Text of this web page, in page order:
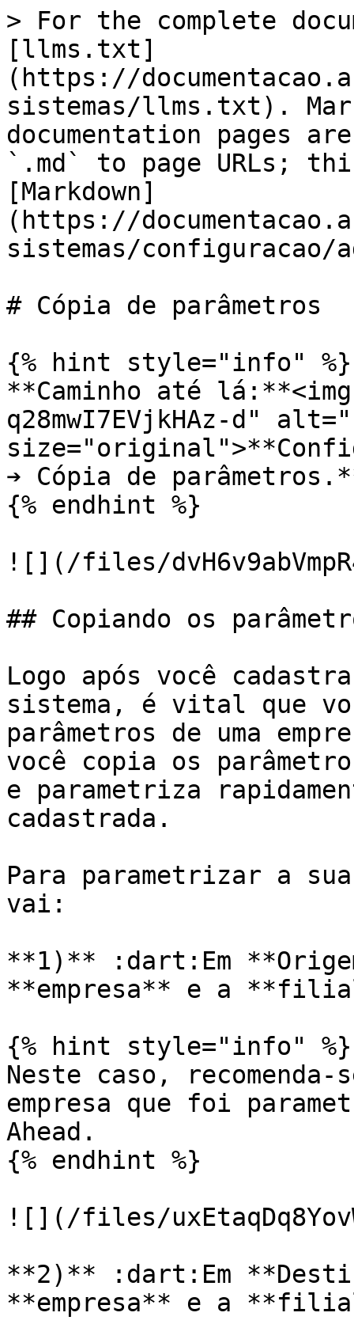
> For the complete
[llms.txt]
(https://
sistemas/llms.txt).
documentation pages
`.md` to page URLs;
[Markdown]
(https://
sistemas/configuracao/
# Cópia de parâmetros
{% hint style="info" %}
**Caminho até
q28mwI7EVjkHAz-d"
➔ Cópia de
{% endhint %}
![](/files/
## Copiando os
Logo após você
sistema, é vital que
parâmetros de uma
você copia os
e parametriza
cadastrada.
Para parametrizar a
vai:
**1)** :dart:Em
**empresa** e a
{% hint style="info" %}
Neste caso,
empresa que foi
Ahead.
{% endhint %}
![](/files/
**2)** :dart:Em
**empresa** e a